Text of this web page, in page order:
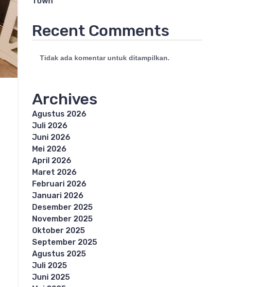
Recent Comments
Tidak ada komentar untuk ditampilkan.
Archives
Agustus 2026
Juli 2026
Juni 2026
Mei 2026
April 2026
Maret 2026
Februari 2026
Januari 2026
Desember 2025
November 2025
Oktober 2025
September 2025
Agustus 2025
Juli 2025
Juni 2025